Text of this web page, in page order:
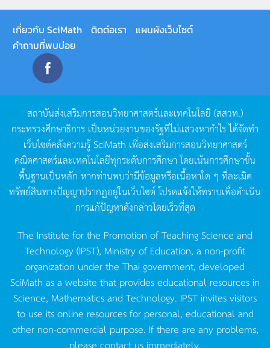
เกี่ยวกับ SciMath ติดต่อเรา
แผนผังเว็บไซต์
คำถามที่พบบ่อย
สถาบันส่งเสริมการสอนวิทยาศาสตร์และเทคโนโลยี (สสวท.)
กระทรวงศึกษาธิการ เป็นหน่วยงานของรัฐที่ไม่แสวงหากำไรได้จัดทำ
เว็บไซต์คลังความรู้SciMath เพื่อส่งเสริมการสอนวิทยาศาสตร์
คณิตศาสตร์และเทคโนโลยีทุกระดับการศึกษา โดยเน้นการศึกษาขั้น
พื้นฐานเป็นหลัก หากท่านพบว่ามีข้อมูลหรือเนื้อหาใด ๆ ที่ละเมิด
ทรัพย์สินทางปัญญาปรากฏอยู่ในเว็บไซต์โปรดแจ้งให้ทราบเพื่อดำเนิน
การแก้ปัญหาดังกล่าวโดยเร็วที่สุด
The Institute for the Promotion of Teaching Science and
Technology (IPST), Ministry of Education, a non-profit
organization under the Thai government, developed
SciMath as a website that provides educational resources in
Science, Mathematics and Technology. IPST invites visitors
to use its online resources for personal, educational and
other non-commercial purpose. If there are any problems,
please contact us immediately.